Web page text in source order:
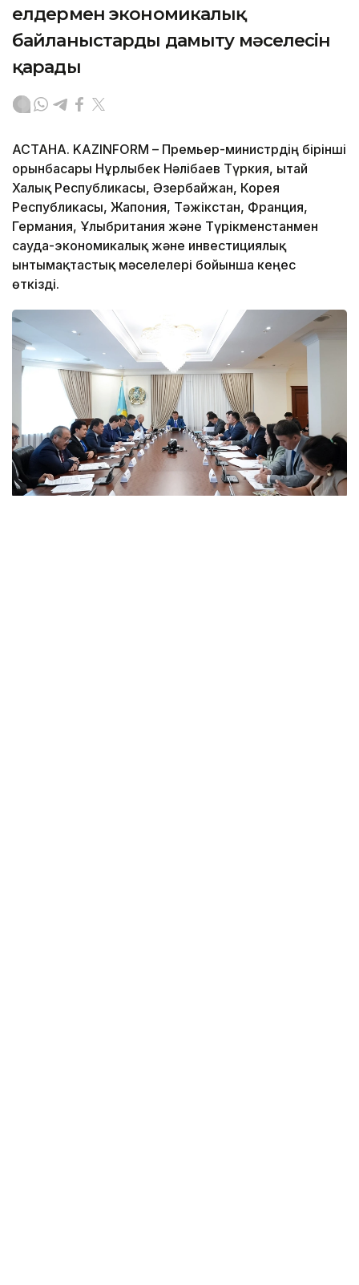
елдермен экономикалық
байланыстарды дамыту мәселесін
қарады
АСТАНА. KAZINFORM – Премьер-министрдің бірінші
орынбасары Нұрлыбек Нәлібаев Түркия, Қытай
Халық Республикасы, Әзербайжан, Корея
Республикасы, Жапония, Тәжікстан, Франция,
Германия, Ұлыбритания және Түрікменстанмен
сауда-экономикалық және инвестициялық
ынтымақтастық мәселелері бойынша кеңес
өткізді.